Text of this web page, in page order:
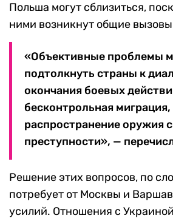
Польша могут сблизиться,
ними возникнут общие
«Объективные проблемы
подтолкнуть страны к
окончания боевых
бесконтрольная миграция,
распространение оружия
преступности», —
Решение этих вопросов, по
потребует от Москвы и
усилий. Отношения с